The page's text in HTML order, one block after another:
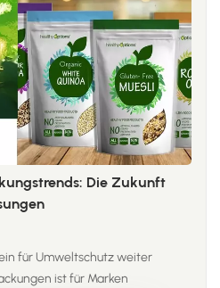
Die Zukunft
für Umweltschutz weiter
ist für Marken